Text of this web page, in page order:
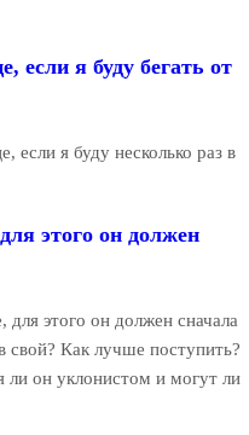
если я буду бегать от
если я буду несколько раз в
этого он должен
для этого он должен сначала
свой? Как лучше поступить?
ли он уклонистом и могут ли